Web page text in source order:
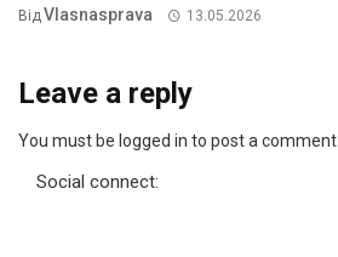
ВідVlasnasprava 13.05.2026
Leave a reply
You must be logged in to post a comment.
Social connect: